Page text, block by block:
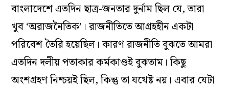
বাংলাদেশে এতদিন ছাত্র-জনতার দুর্নাম ছিল যে, তারা
খুব ‘অরাজনৈতিক’। রাজনীতিতে আগ্রহহীন একটা
পরিবেশ তৈরি হয়েছিল। কারণ রাজনীতি বুঝতে আমরা
এতদিন দলীয় পতাকার কর্মকাণ্ডই বুঝতাম। কিছু
অংশগ্রহণ নিশ্চয়ই ছিল, কিন্তু তা যথেষ্ট নয়। এবার যেটা